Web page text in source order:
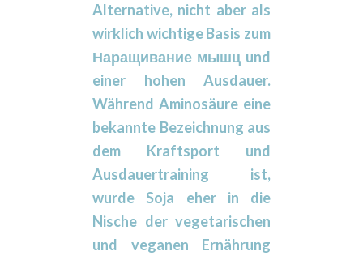
Alternative, nicht aber als
wirklich wichtige Basis zum
Наращивание мышц und
einer hohen Ausdauer.
Während Aminosäure eine
bekannte Bezeichnung aus
dem Kraftsport und
Ausdauertraining ist,
wurde Soja eher in die
Nische der vegetarischen
und veganen Ernährung